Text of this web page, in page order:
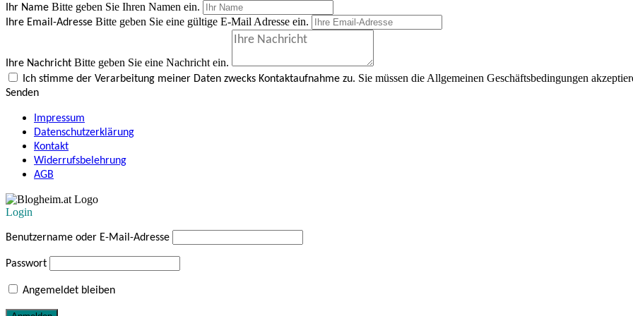
Ihr Name Bitte geben Sie Ihren Namen ein.
Ihre Email-Adresse Bitte geben Sie eine gültige E-Mail Adresse ein.
Ihre Nachricht Bitte geben Sie eine Nachricht ein.
Ich stimme der Verarbeitung meiner Daten zwecks Kontaktaufnahme zu. Sie müssen die Allgemeinen Geschäftsbedingungen
Senden
Impressum
Datenschutzerklärung
Kontakt
Widerrufsbelehrung
AGB
Login
Benutzername oder E-Mail-Adresse
Passwort
Angemeldet bleiben